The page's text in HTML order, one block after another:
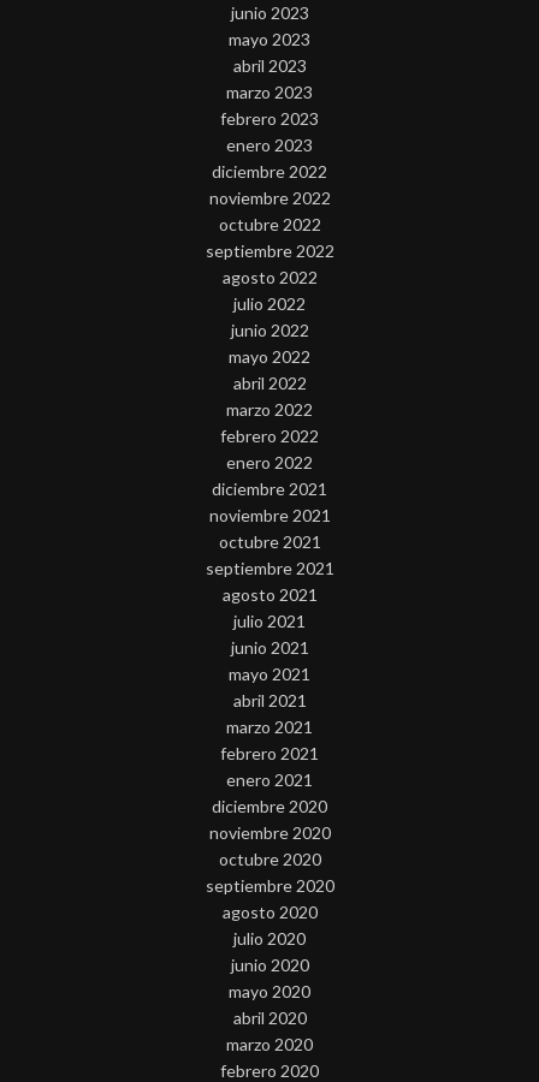
junio 2023
mayo 2023
abril 2023
marzo 2023
febrero 2023
enero 2023
diciembre 2022
noviembre 2022
octubre 2022
septiembre 2022
agosto 2022
julio 2022
junio 2022
mayo 2022
abril 2022
marzo 2022
febrero 2022
enero 2022
diciembre 2021
noviembre 2021
octubre 2021
septiembre 2021
agosto 2021
julio 2021
junio 2021
mayo 2021
abril 2021
marzo 2021
febrero 2021
enero 2021
diciembre 2020
noviembre 2020
octubre 2020
septiembre 2020
agosto 2020
julio 2020
junio 2020
mayo 2020
abril 2020
marzo 2020
febrero 2020